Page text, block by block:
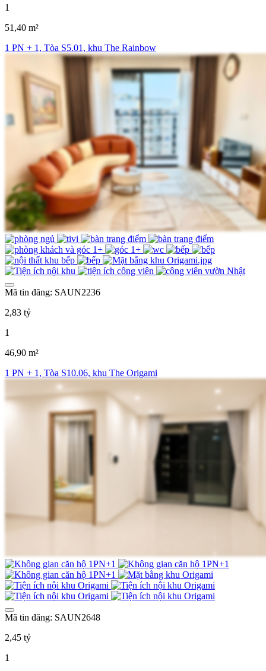
1
51,40 m²
1 PN + 1, Tòa S5.01, khu The Rainbow
Mã tin đăng: SAUN2236
2,83 tỷ
1
46,90 m²
1 PN + 1, Tòa S10.06, khu The Origami
Mã tin đăng: SAUN2648
2,45 tỷ
1